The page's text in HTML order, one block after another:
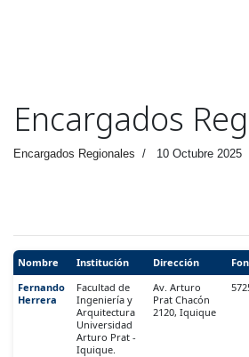
Encargados
Encargados Regionales 10 Octubre 2025
Nombre Institución Dirección
Fernando
Herrera
Facultad de
Ingeniería y
Arquitectura
Universidad
Arturo Prat -
Iquique.
Av. Arturo
Prat Chacón
2120, Iquique